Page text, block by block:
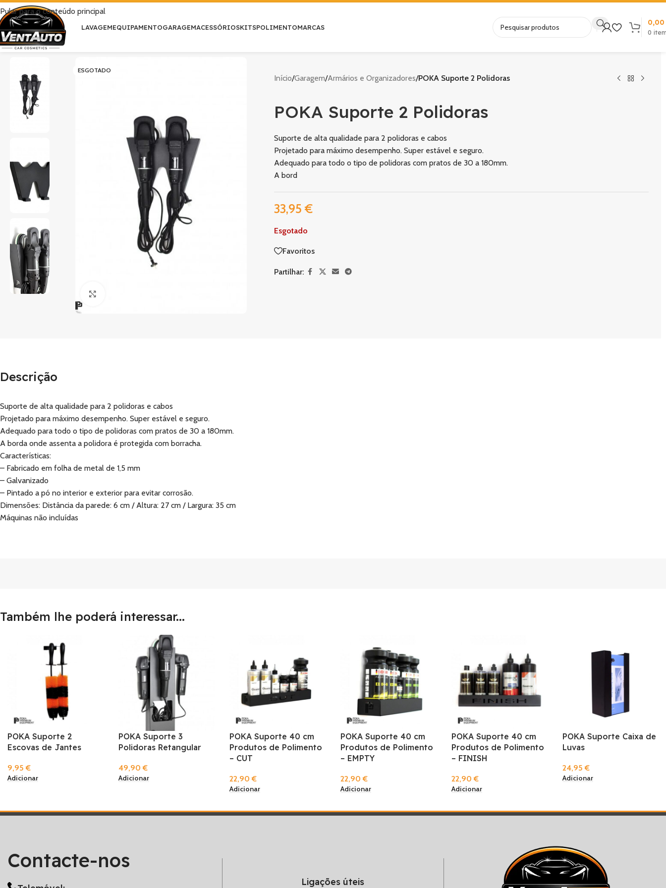
Pular para o conteúdo principal
LAVAGEMEQUIPAMENTOGARAGEMACESSÓRIOSKITSPOLIMENTOMARCAS
0
0,00
ESGOTADO
Início/Garagem/Armários e Organizadores/POKA Suporte 2 Polidoras
POKA Suporte 2 Polidoras
Suporte de alta qualidade para 2 polidoras e cabos
Projetado para máximo desempenho. Super estável e seguro.
Adequado para todo o tipo de polidoras com pratos de 30 a 180mm.
A bord
33,95 €
Esgotado
Favoritos
Partilhar:
Descrição
Suporte de alta qualidade para 2 polidoras e cabos
Projetado para máximo desempenho. Super estável e seguro.
Adequado para todo o tipo de polidoras com pratos de 30 a 180mm.
A borda onde assenta a polidora é protegida com borracha.
Características:
– Fabricado em folha de metal de 1,5 mm
– Galvanizado
– Pintado a pó no interior e exterior para evitar corrosão.
Dimensões: Distância da parede: 6 cm / Altura: 27 cm / Largura: 35 cm
Máquinas não incluídas
Também lhe poderá interessar...
POKA Suporte 2
Escovas de Jantes
9,95€
Adicionar
POKA Suporte 3
Polidoras Retangular
49,90€
Adicionar
POKA Suporte 40 cm
Produtos de Polimento
– CUT
22,90€
Adicionar
POKA Suporte 40 cm
Produtos de Polimento
– EMPTY
22,90€
Adicionar
POKA Suporte 40 cm
Produtos de Polimento
– FINISH
22,90€
Adicionar
POKA Suporte Caixa de
Luvas
24,95€
Adicionar
Contacte-nos
Ligações úteis